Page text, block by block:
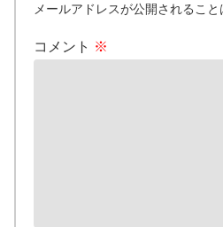
メールアドレスが公開されること
コメント ※